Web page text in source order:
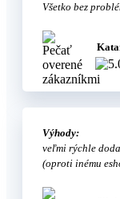
Všetko bez
Výhody:
veľmi rýchle
(oproti inému